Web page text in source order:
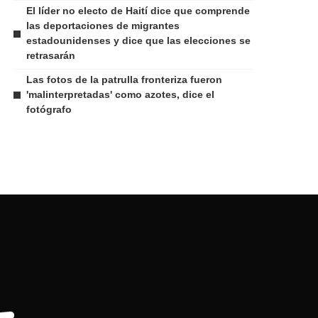
El líder no electo de Haití dice que comprende
las deportaciones de migrantes
estadounidenses y dice que las elecciones se
retrasarán
Las fotos de la patrulla fronteriza fueron
'malinterpretadas' como azotes, dice el
fotógrafo